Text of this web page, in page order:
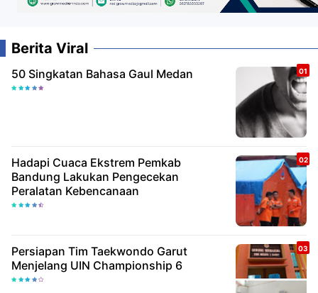
Berita Viral
50 Singkatan Bahasa Gaul Medan
Hadapi Cuaca Ekstrem Pemkab
Bandung Lakukan Pengecekan
Peralatan Kebencanaan
Persiapan Tim Taekwondo Garut
Menjelang UIN Championship 6